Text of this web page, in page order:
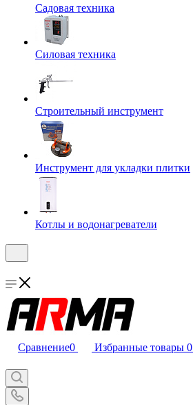
Садовая техника
Силовая техника
Строительный инструмент
Инструмент для укладки плитки
Котлы и водонагреватели
Сравнение0 Избранные товары 0